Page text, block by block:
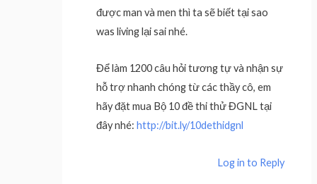
được man và men thì ta sẽ biết tại sao
was living lại sai nhé.
Để làm 1200 câu hỏi tương tự và nhận sự
hỗ trợ nhanh chóng từ các thầy cô, em
hãy đặt mua Bộ 10 đề thi thử ĐGNL tại
đây nhé: http://bit.ly/10dethidgnl
Log in to Reply